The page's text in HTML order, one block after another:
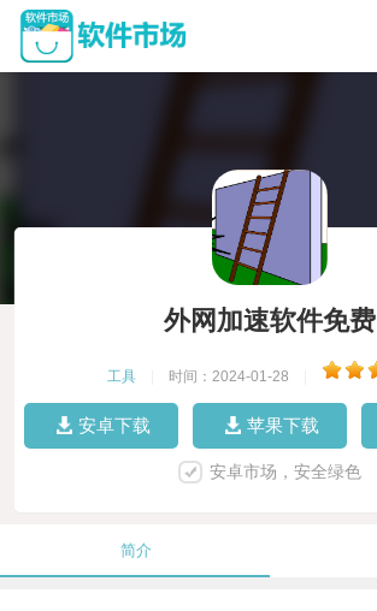
外网加速软件免费
工具 时间：2024-01-28
安卓下载 苹果下载
安卓市场，安全绿色
简介